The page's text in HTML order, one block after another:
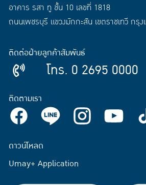
อาคาร รสา ทู ชั้น 10 เลขที่ 1818
ถนนเพชรบุรี แขวงมักกะสัน เขตราชเทวี กรุ
ติดต่อฝ่ายลูกค้าสัมพันธ์
โทร. 0 2695 0000
ติดตามเรา
ดาวน์โหลด
Umay+ Application